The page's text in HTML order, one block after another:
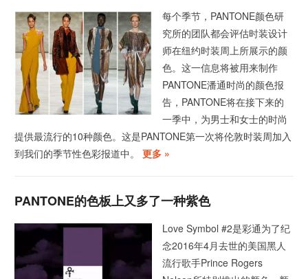
每个季节，PANTONE颜色研
究所的团队都会评估时装设计
师在纽约时装周上所展示的颜
色。这一信息将被用来制作
PANTONE潘通时尚的颜色报
告，PANTONE将在接下来的
一季中，为男士和女士的时尚
提供最流行的10种颜色。这是PANTONE第一次将伦敦时装周加入
到我们的季节性色彩报道中。
更多 »
PANTONE的色板上又多了一种紫色
Love Symbol #2是彩通为了纪
念2016年4月去世的美国黑人
流行歌手Prince Rogers